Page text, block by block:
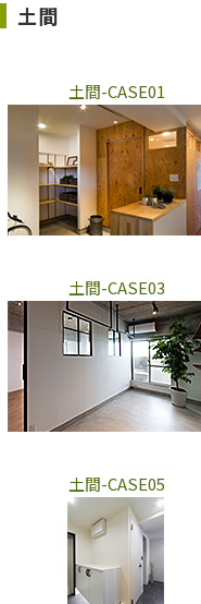
土間
土間-CASE01
土間-CASE03
土間-CASE05